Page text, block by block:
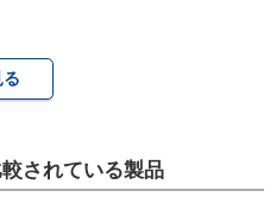
されている製品